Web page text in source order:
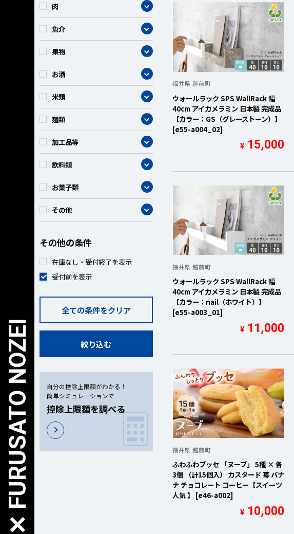
肉 カテゴリーを開く
魚介 カテゴリーを開く
果物 カテゴリーを開く
お酒 カテゴリーを開く
米類 カテゴリーを開く
麺類 カテゴリーを開く
加工品等 カテゴリーを開く
飲料類
お菓子類 カテゴリーを開く
その他 カテゴリーを開く
その他の条件
在庫なし・受付終了を表示
受付前を表示
全ての条件をクリア
絞り込む
自分の控除上限額がわかる！
簡単シミュレーションで
控除上限額を調べる
福井県 越前町
ウォールラック SPS WallRack 幅
40cm アイカメラミン 日本製 完成品
【カラー：GS（グレーストーン）】
[e55-a004_02]
¥ 15,000
福井県 越前町
ウォールラック SPS WallRack 幅
40cm アイカメラミン 日本製 完成品
【カラー：nail（ホワイト）】
[e55-a003_01]
¥ 11,000
福井県 越前町
ふわふわブッセ 「ヌーブ」 5種 × 各
3個 （計15個入） カスタード 苺 バナ
ナ チョコレート コーヒー【スイーツ
人気 】 [e46-a002]
¥ 10,000